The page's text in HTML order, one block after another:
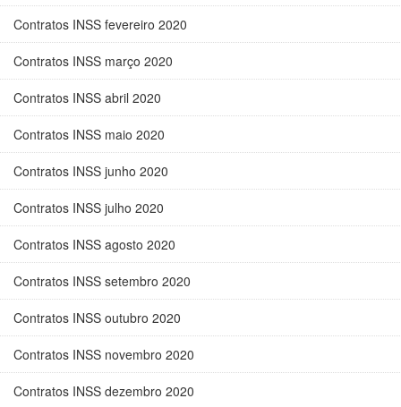
Contratos INSS fevereiro 2020
Contratos INSS março 2020
Contratos INSS abril 2020
Contratos INSS maio 2020
Contratos INSS junho 2020
Contratos INSS julho 2020
Contratos INSS agosto 2020
Contratos INSS setembro 2020
Contratos INSS outubro 2020
Contratos INSS novembro 2020
Contratos INSS dezembro 2020